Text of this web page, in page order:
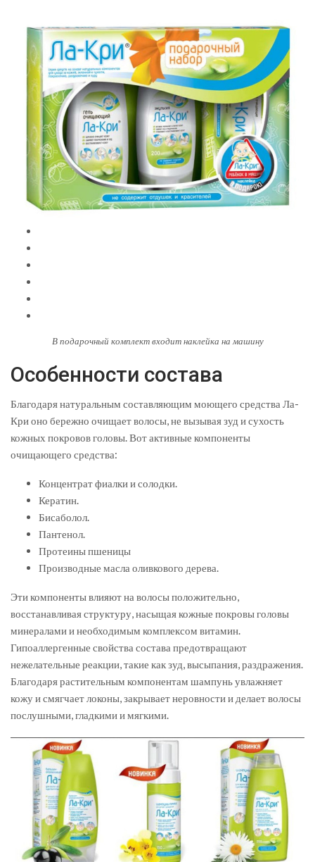
В подарочный комплект входит наклейка на машину
Особенности состава
Благодаря натуральным составляющим моющего средства Ла-
Кри оно бережно очищает волосы, не вызывая зуд и сухость
кожных покровов головы. Вот активные компоненты
очищающего средства:
Концентрат фиалки и солодки.
Кератин.
Бисаболол.
Пантенол.
Протеины пшеницы
Производные масла оливкового дерева.
Эти компоненты влияют на волосы положительно,
восстанавливая структуру, насыщая кожные покровы головы
минералами и необходимым комплексом витамин.
Гипоаллергенные свойства состава предотвращают
нежелательные реакции, такие как зуд, высыпания, раздражения.
Благодаря растительным компонентам шампунь увлажняет
кожу и смягчает локоны, закрывает неровности и делает волосы
послушными, гладкими и мягкими.